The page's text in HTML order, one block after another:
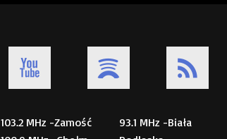
103.2 MHz -Zamość
93.1 MHz -Biała